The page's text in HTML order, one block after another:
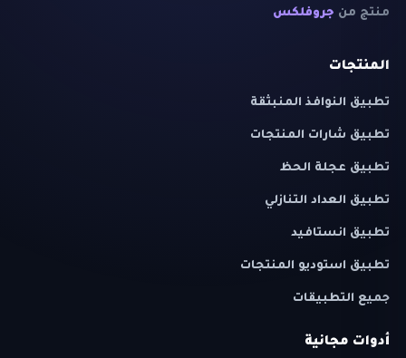
منتج من جروفلكس
المنتجات
تطبيق النوافذ المنبثقة
تطبيق شارات المنتجات
تطبيق عجلة الحظ
تطبيق العداد التنازلي
تطبيق انستافيد
تطبيق استوديو المنتجات
جميع التطبيقات
أدوات مجانية